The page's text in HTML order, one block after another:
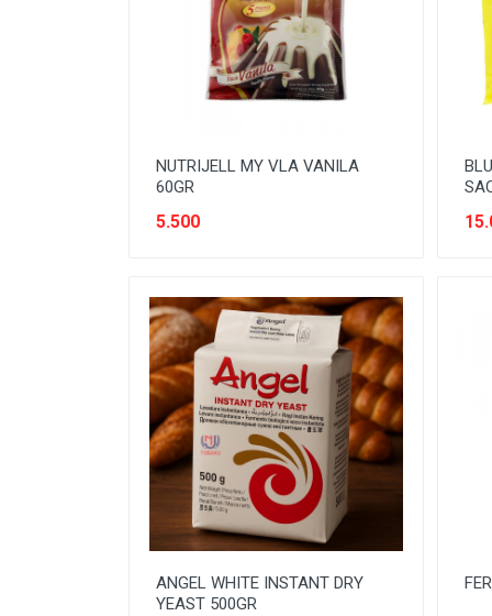
SNACK MODERN
SNACK TRADISIONAL
SOFT DRINK
Tanpa Kategori
TEH
TITIPAN
NUTRIJELL MY VLA VANILA
60GR
5.500
ANGEL WHITE INSTANT DRY
YEAST 500GR